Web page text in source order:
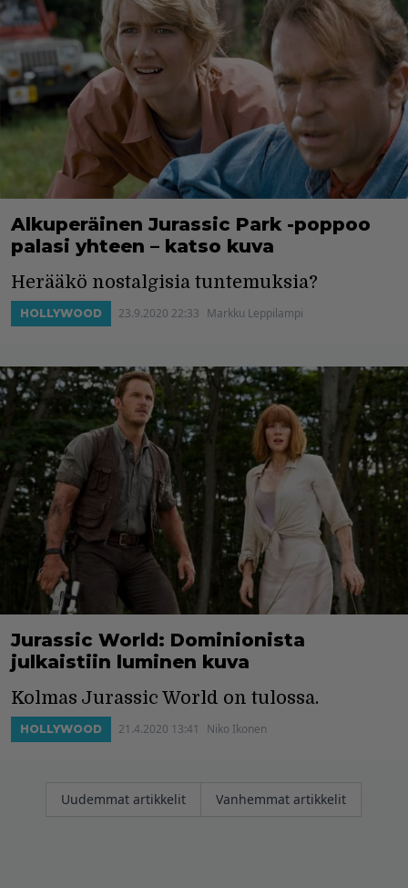
Alkuperäinen Jurassic Park -poppoo
palasi yhteen – katso kuva
Herääkö nostalgisia tuntemuksia?
HOLLYWOOD 23.9.2020 22:33 Markku Leppilampi
Jurassic World: Dominionista
julkaistiin luminen kuva
Kolmas Jurassic World on tulossa.
HOLLYWOOD 21.4.2020 13:41 Niko Ikonen
Artikkelien
Uudemmat artikkelit Vanhemmat artikkelit